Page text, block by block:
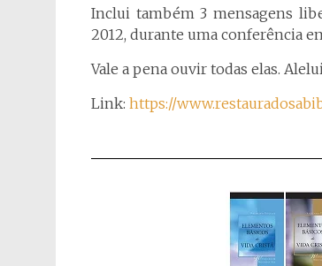
Inclui também 3 mensagens
2012, durante uma conferência
Vale a pena ouvir todas elas.
Link: https://